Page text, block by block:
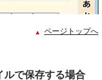
ページトップへ
で保存する場合